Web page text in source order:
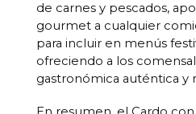
de carnes y pescados,
gourmet a cualquier
para incluir en menús
ofreciendo a los
gastronómica auténtica y